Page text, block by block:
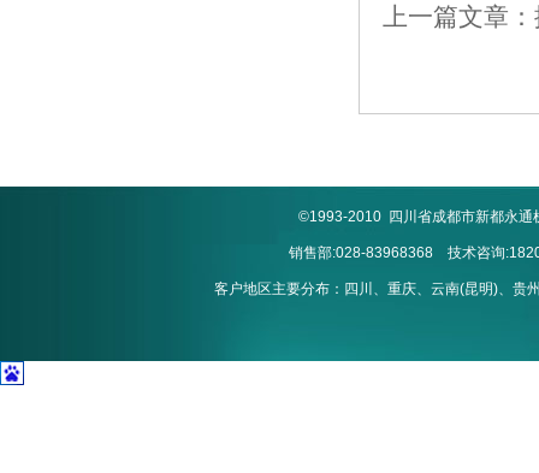
上一篇文章
©1993-2010 四川省成都市新都永
销售部:028-83968368 技术咨询
客户地区主要分布：四川、重庆、云南(昆明)、贵